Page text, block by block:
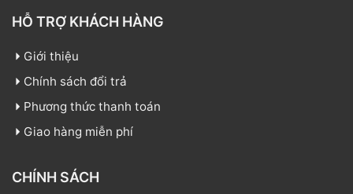
HỖ TRỢ KHÁCH HÀNG
Giới thiệu
Chính sách đổi trả
Phương thức thanh toán
Giao hàng miễn phí
CHÍNH SÁCH